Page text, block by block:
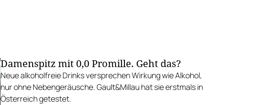
Damenspitz mit 0,0 Promille. Geht das?
Neue alkoholfreie Drinks versprechen Wirkung wie Alkohol,
nur ohne Nebengeräusche. Gault&Millau hat sie erstmals in
Österreich getestet.